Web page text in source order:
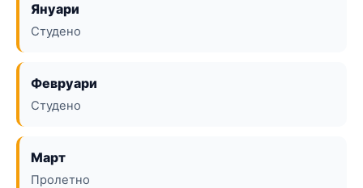
Януари
Студено
Февруари
Студено
Март
Пролетно